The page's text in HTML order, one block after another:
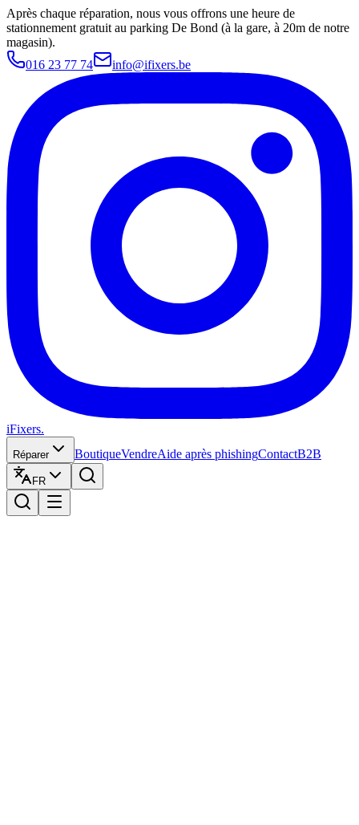
Après chaque réparation, nous vous offrons une heure de
stationnement gratuit au parking De Bond (à la gare, à 20m de notre
magasin).
016 23 77 74
info@ifixers.be
iFixers.
Réparer BoutiqueVendreAide après phishingContactB2B
FR